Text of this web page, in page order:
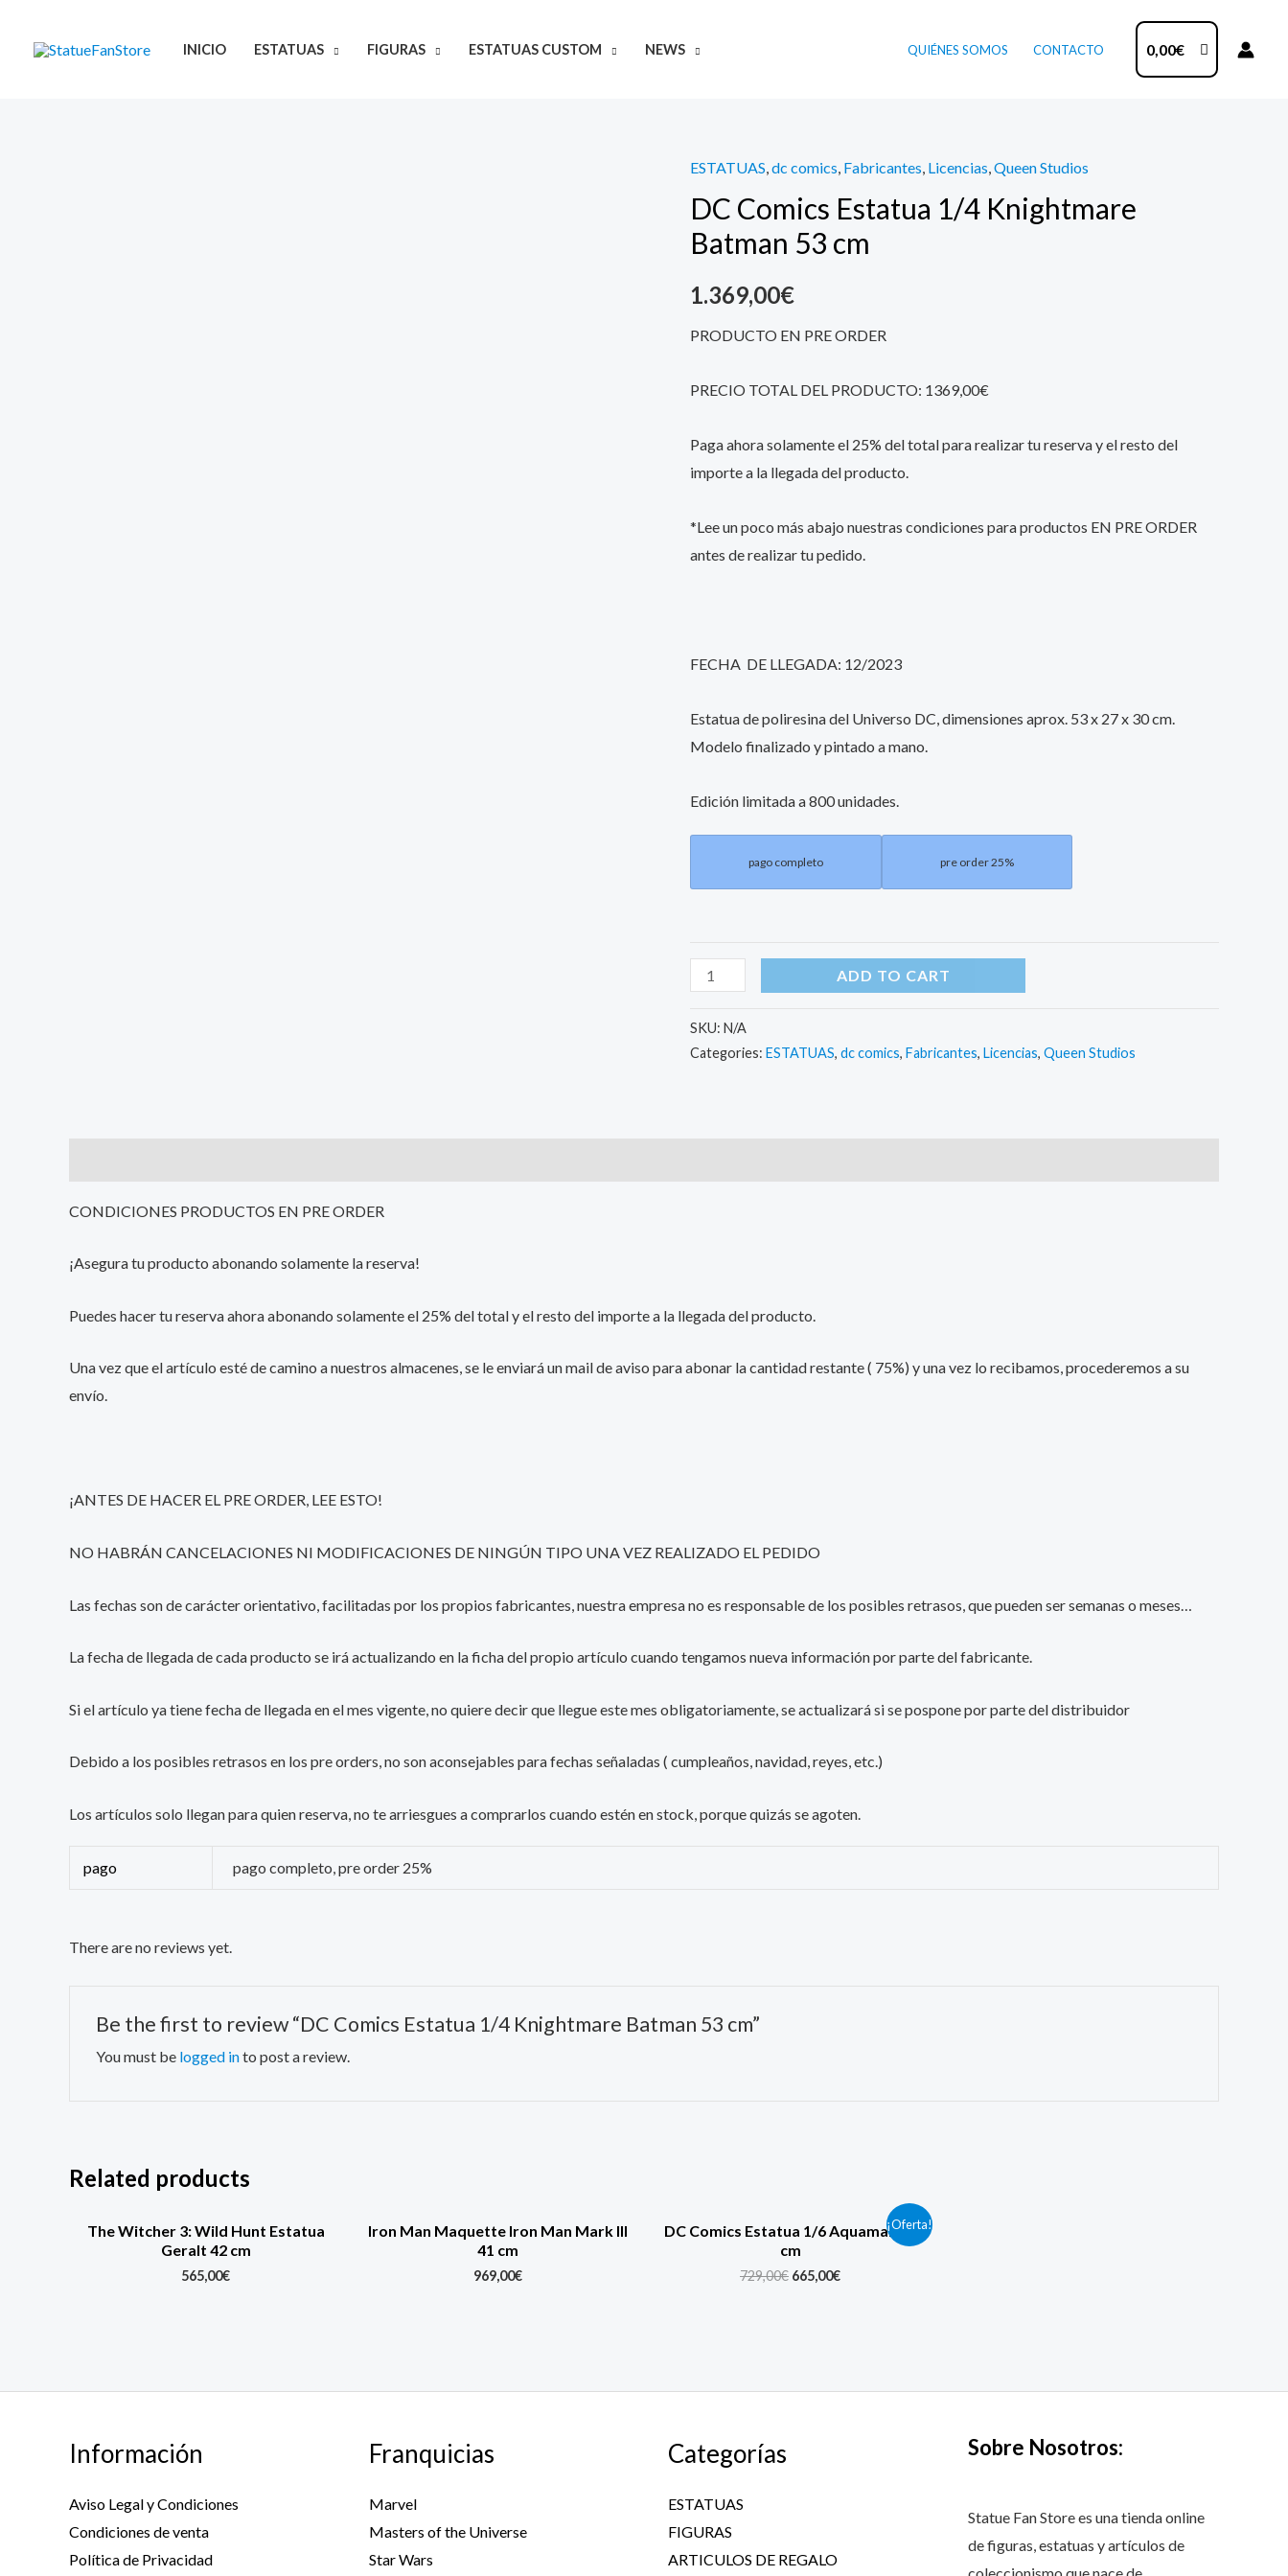
INICIO ESTATUAS FIGURAS ESTATUAS CUSTOM NEWS QUIÉNES SOMOS CONTACTO 0,00€
ESTATUAS,dc comics, Fabricantes, Licencias,Queen Studios
DC Comics Estatua 1/4 Knightmare
Batman 53 cm
1.369,00€
PRODUCTO EN PRE ORDER
PRECIO TOTAL DEL PRODUCTO: 1369,00€
Paga ahora solamente el 25% del total para realizar tu reserva y el resto del
importe a la llegada del producto.
*Lee un poco más abajo nuestras condiciones para productos EN PRE ORDER
antes de realizar tu pedido.
FECHA DE LLEGADA: 12/2023
Estatua de poliresina del Universo DC, dimensiones aprox. 53 x 27 x 30 cm.
Modelo finalizado y pintado a mano.
Edición limitada a 800 unidades.
pago completo pre order 25%
DC
Comics
Estatua
1/4
Knightmare
53
quantity
ADD TO CART
SKU: N/A
Categories: ESTATUAS, dc comics, Fabricantes, Licencias, Queen Studios
CONDICIONES PRODUCTOS EN PRE ORDER
¡Asegura tu producto abonando solamente la reserva!
Puedes hacer tu reserva ahora abonando solamente el 25% del total y el resto del importe a la llegada del producto.
Una vez que el artículo esté de camino a nuestros almacenes, se le enviará un mail de aviso para abonar la cantidad restante ( 75%) y una vez lo recibamos, procederemos a su
envío.
¡ANTES DE HACER EL PRE ORDER, LEE ESTO!
NO HABRÁN CANCELACIONES NI MODIFICACIONES DE NINGÚN TIPO UNA VEZ REALIZADO EL PEDIDO
Las fechas son de carácter orientativo, facilitadas por los propios fabricantes, nuestra empresa no es responsable de los posibles retrasos, que pueden ser semanas o meses…
La fecha de llegada de cada producto se irá actualizando en la ficha del propio artículo cuando tengamos nueva información por parte del fabricante.
Si el artículo ya tiene fecha de llegada en el mes vigente, no quiere decir que llegue este mes obligatoriamente, se actualizará si se pospone por parte del distribuidor
Debido a los posibles retrasos en los pre orders, no son aconsejables para fechas señaladas ( cumpleaños, navidad, reyes, etc.)
Los artículos solo llegan para quien reserva, no te arriesgues a comprarlos cuando estén en stock, porque quizás se agoten.
pago pago completo, pre order 25%
There are no reviews yet.
Be the first to review “DC Comics Estatua 1/4 Knightmare Batman 53 cm”
You must be logged into post a review.
Related products
The Witcher 3: Wild Hunt Estatua
Geralt 42 cm
565,00€
Iron Man Maquette Iron Man Mark III
41 cm
969,00€
¡Oferta!
DC Comics Estatua 1/6 Aquaman 51
cm
729,00€
price
was:
729,00€.
665,00€
Current
price
665,00€.
Información
Aviso Legal y Condiciones
Condiciones de venta
Política de Privacidad
Franquicias
Marvel
Masters of the Universe
Star Wars
Categorías
ESTATUAS
FIGURAS
ARTICULOS DE REGALO
Sobre Nosotros:
Statue Fan Store es una tienda online
de figuras, estatuas y artículos de